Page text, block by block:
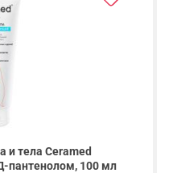
тела Ceramed
пантенолом, 100 мл